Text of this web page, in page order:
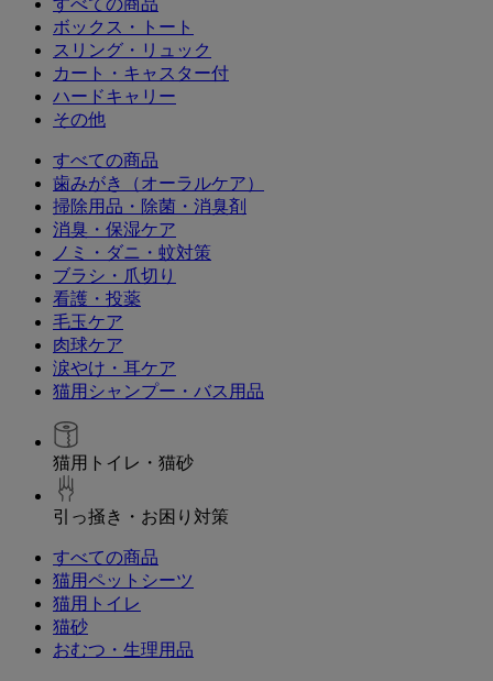
ボックス・トート
スリング・リュック
カート・キャスター付
ハードキャリー
その他
すべての商品
歯みがき（オーラルケア）
掃除用品・除菌・消臭剤
消臭・保湿ケア
ノミ・ダニ・蚊対策
ブラシ・爪切り
看護・投薬
毛玉ケア
肉球ケア
涙やけ・耳ケア
猫用シャンプー・バス用品
猫用トイレ・猫砂
引っ掻き・お困り対策
すべての商品
猫用ペットシーツ
猫用トイレ
猫砂
おむつ・生理用品